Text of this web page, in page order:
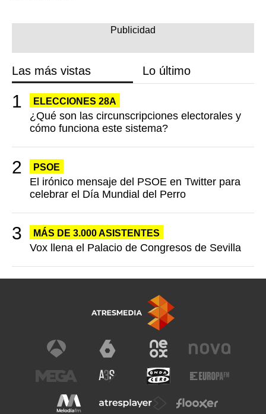
Las más vistas Lo último
ELECCIONES 28A
¿Qué son las circunscripciones electorales y
cómo funciona este sistema?
PSOE
El irónico mensaje del PSOE en Twitter para
celebrar el Día Mundial del Perro
MÁS DE 3.000 ASISTENTES
Vox llena el Palacio de Congresos de Sevilla